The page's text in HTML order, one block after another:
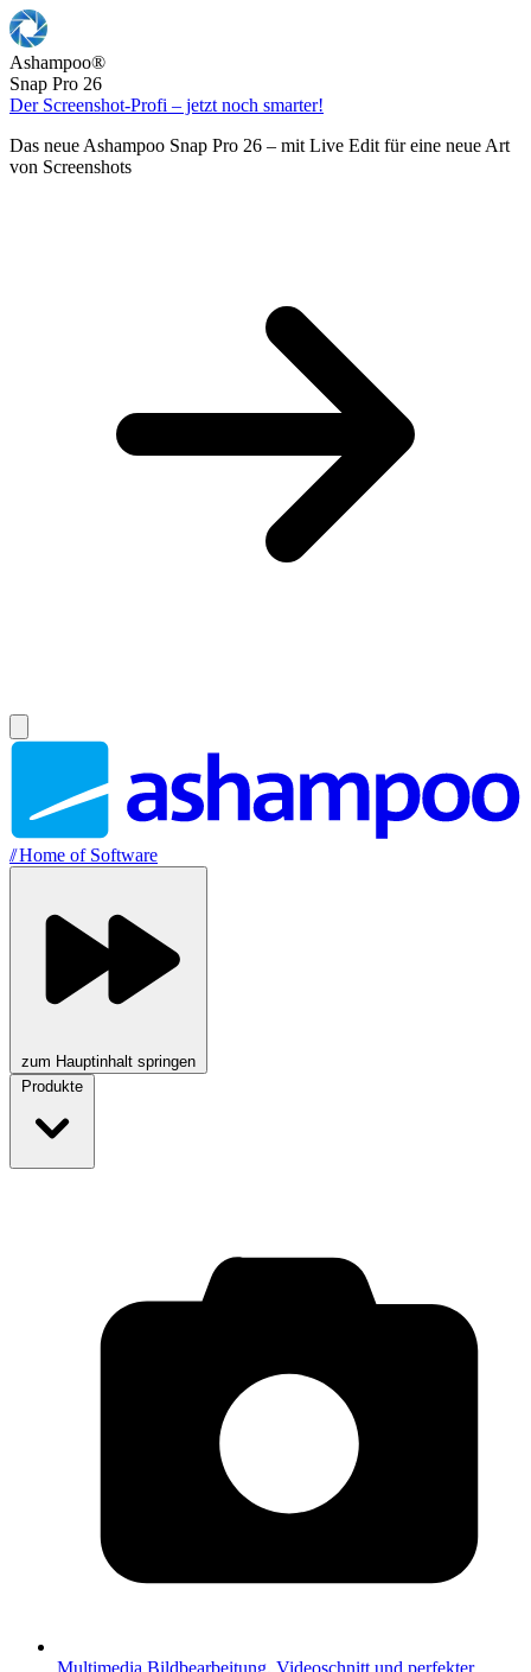
Ashampoo®
Snap Pro 26
Der Screenshot-Profi – jetzt noch smarter!
Das neue Ashampoo Snap Pro 26 – mit Live Edit für eine neue Art
von Screenshots
//Home of Software
zum Hauptinhalt springen
Produkte
Multimedia Bildbearbeitung, Videoschnitt und perfekter